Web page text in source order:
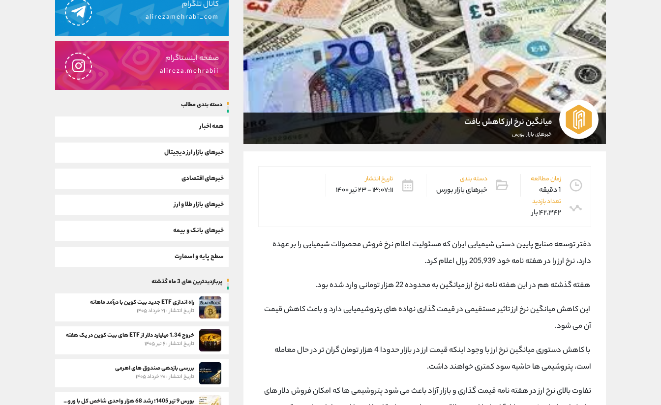
میانگین نرخ ارز کاهش یافت
خبرهای بازار بورس
زمان مطالعه
1 دقیقه
دسته بندی
خبرهای بازار بورس
تاریخ انتشار
۱۳:۰۷:۱۱ - ۲۳ تیر ۱۴۰۰
تعداد بازدید
۴۲,۳۴۲ بار
دفتر توسعه صنایع پایین دستی شیمیایی ایران که مسئولیت اعلام نرخ فروش محصولات شیمیایی را بر عهده
دارد، نرخ ارز را در هفته نامه خود 205,939 ریال اعلام کرد.
هفته گذشته هم در این هفته نامه نرخ ارز میانگین به محدوده 22 هزار تومانی وارد شده بود.
این کاهش میانگین نرخ ارز تاثیر مستقیمی در قیمت گذاری نهاده های پتروشیمیایی دارد و باعث کاهش قیمت
آن می شود.
با کاهش دستوری میانگین نرخ ارز با وجود اینکه قیمت ارز در بازار حدودا 4 هزار تومان گران تر در حال معامله
است، پتروشیمی ها حاشیه سود کمتری خواهند داشت.
تفاوت بالای نرخ ارز در هفته نامه قیمت گذاری و بازار آزاد باعث می شود پتروشیمی ها که امکان فروش دلار های
کانال تلگرام
alirezamehrabi_com
صفحه اینستاگرام
alireza.mehrabii
دسته بندی مطالب
همه اخبار
خبرهای بازار ارز دیجیتال
خبرهای اقتصادی
خبرهای بازار طلا و ارز
خبرهای بانک و بیمه
سطح پایه و اسمارت
پربازدیدترین های 3 ماه گذشته
راه اندازی ETF جدید بیت کوین با درآمد ماهانه
تاریخ انتشار : ۲۱ خرداد ۱۴۰۵
خروج 1.34 میلیارد دلار از ETF های بیت کوین در یک هفته
تاریخ انتشار : ۶ تیر ۱۴۰۵
بررسی بازدهی صندوق های اهرمی
تاریخ انتشار : ۲۰ خرداد ۱۴۰۵
بورس 9 تیر 1405؛ رشد 68 هزار واحدی شاخص کل با ورود 3 همت پول حقیقی